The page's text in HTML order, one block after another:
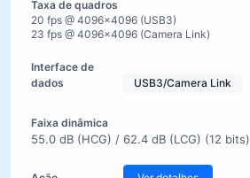
20 fps @ 4096×4096 (USB3)
23 fps @ 4096×4096 (Camera Link)
USB3/Camera Link
55.0 dB (HCG) / 62.4 dB (LCG) (12 bits)